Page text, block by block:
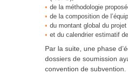
de la méthodologie
de la composition de
du montant global du
et du calendrier estimatif
Par la suite, une phase
dossiers de soumission
convention de subvention.